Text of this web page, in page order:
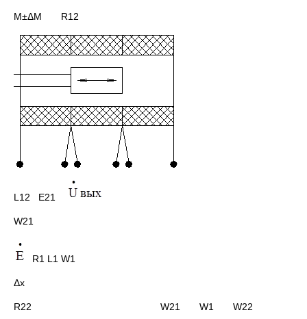
M±ΔM R12
L12 E21
W21
R1 L1 W1
Δx
R22 W21 W1 W22